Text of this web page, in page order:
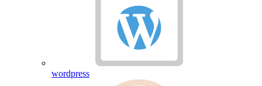
wordpress